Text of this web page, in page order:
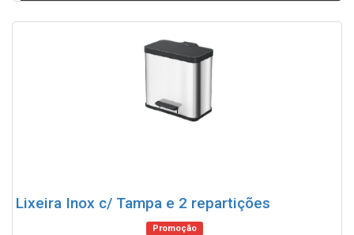
Adicionar
Lixeira Inox c/ Tampa e 2 repartições
Promoção